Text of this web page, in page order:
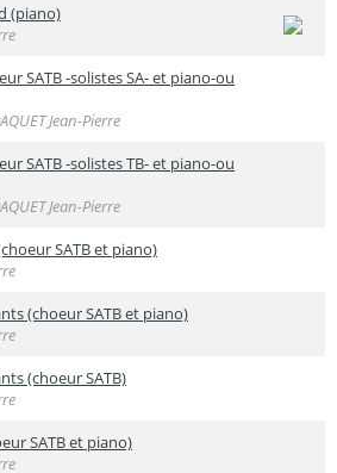
(piano)
SATB -solistes SA- et piano-ou
Jean-Pierre
SATB -solistes TB- et piano-ou
Jean-Pierre
SATB et piano)
(choeur SATB et piano)
(choeur SATB)
SATB et piano)